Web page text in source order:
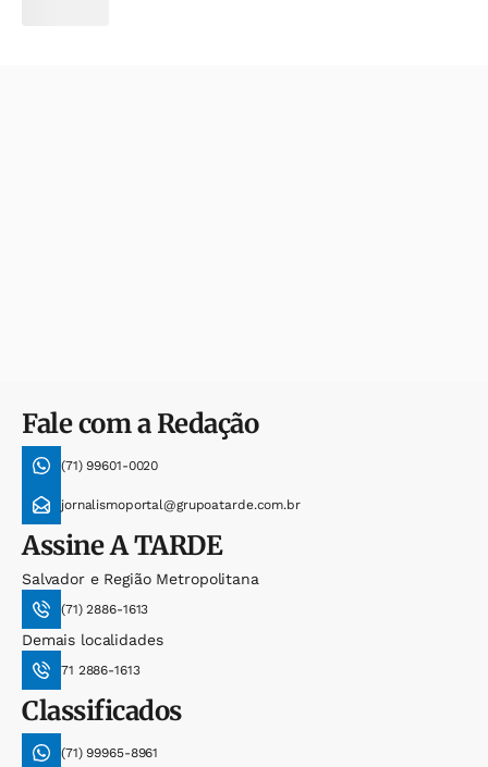
Fale com a Redação
(71) 99601-0020
jornalismoportal@grupoatarde.com.br
AssineA TARDE
Salvador e Região Metropolitana
(71) 2886-1613
Demais localidades
71 2886-1613
Classificados
(71) 99965-8961